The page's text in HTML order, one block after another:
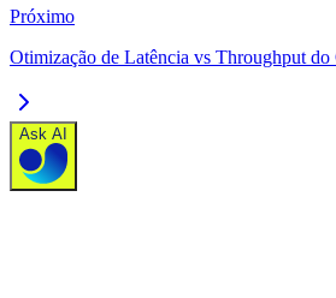
Próximo
Otimização de Latência vs Throughput
Ask AI